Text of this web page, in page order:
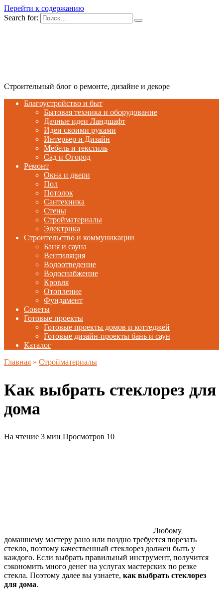
Перейти к содержанию
Search for:
Строительный блог о ремонте, дизайне и декоре
Благоустройство и быт
Бытовая техника и оборудование
Дачные идеи Ландшафт
Идеи своими руками
Интерьер и Дизайн
Мебель и текстиль
Сад и Огород
Ремонт
Окна и двери
Пол
Потолок
Сантехника
Стены
Стройматериалы
Электрика
Строительство и коммуникации
Баня и сауна
Вентиляция
Водоотведение
Водоснабжение
Кровля
Отопление
Фундамент
Советы
Готовые проекты
Готовые проекты домов и коттеджей
Готовые дизайн-проекты бань и саун
Каталог
Главная » Стройматериалы
Как выбрать стеклорез для
дома
На чтение 3 мин Просмотров 10
Любому
домашнему мастеру рано или поздно требуется порезать
стекло, поэтому качественный стеклорез должен быть у
каждого. Если выбрать правильный инструмент, получится
сэкономить много денег на услугах мастерских по резке
стекла. Поэтому далее вы узнаете, как выбрать стеклорез
для дома.